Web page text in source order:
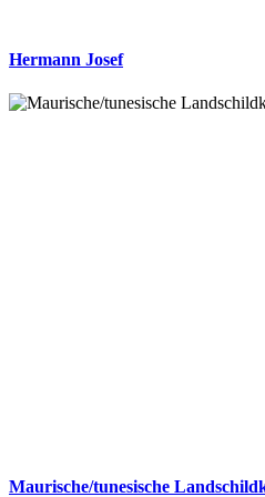
Hermann Josef
Maurische/tunesische